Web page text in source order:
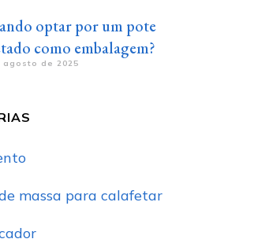
optar por um pote
como embalagem?
agosto de 2025
massa para calafetar